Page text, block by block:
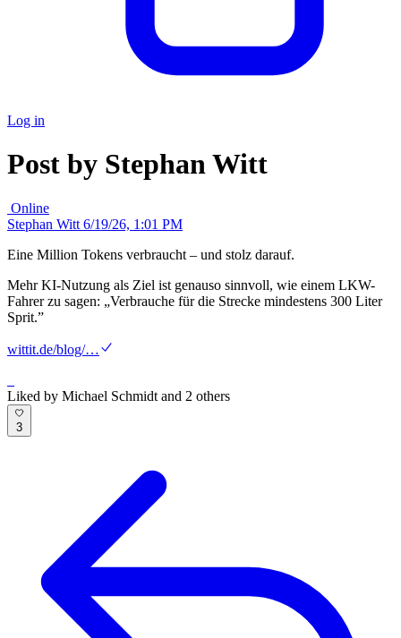
Log in
Post by Stephan Witt
Online
Stephan Witt 6/19/26, 1:01 PM
Eine Million Tokens verbraucht – und stolz darauf.
Mehr KI-Nutzung als Ziel ist genauso sinnvoll, wie einem LKW-
Fahrer zu sagen: „Verbrauche für die Strecke mindestens 300 Liter
Sprit.”
wittit.de/blog/…
Liked by Michael Schmidt and 2 others
3